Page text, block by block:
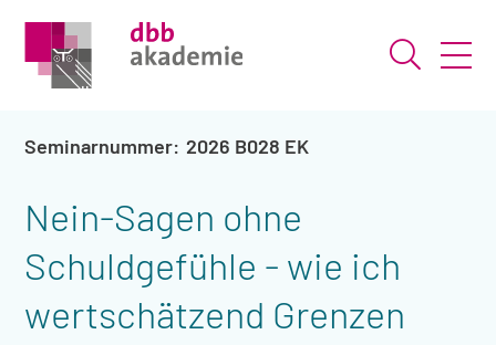
Suche
2026 B028 EK
Nein-Sagen ohne
Schuldgefühle - wie ich
wertschätzend Grenzen